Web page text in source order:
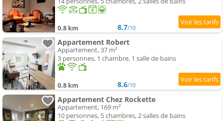
0.8 km 8.7/10
Appartement Robert
Appartement, 37 m²
3 personnes, 1 chambre, 1 salle de bains
0.8 km 8.6/10
Appartement Chez Rockette
Appartement, 169 m²
10 personnes, 5 chambres, 2 salles de bains